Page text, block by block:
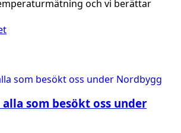
och vi berättar
som besökt oss under